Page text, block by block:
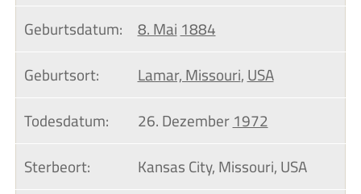
Geburtsdatum: 8. Mai1884
Geburtsort:
Lamar, Missouri,USA
Todesdatum:
26. Dezember1972
Sterbeort:
Kansas City, Missouri, USA